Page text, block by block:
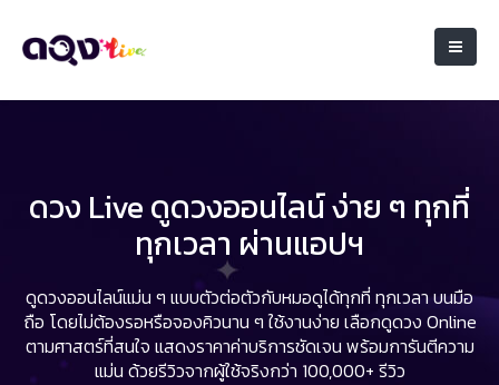
ดวง Live ดูดวงออนไลน์ ง่าย ๆ ทุกที่
ทุกเวลา ผ่านแอปฯ
ดูดวงออนไลน์แม่น ๆ แบบตัวต่อตัวกับหมอดูได้ทุกที่ ทุกเวลา บนมือ
ถือ โดยไม่ต้องรอหรือจองคิวนาน ๆ ใช้งานง่าย เลือกดูดวง Online
ตามศาสตร์ที่สนใจ แสดงราคาค่าบริการชัดเจน พร้อมการันตีความ
แม่น ด้วยรีวิวจากผู้ใช้จริงกว่า 100,000+ รีวิว